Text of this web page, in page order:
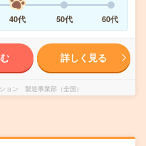
40代 50代 60代
詳しく見る
ョン 製造事業部（全国）